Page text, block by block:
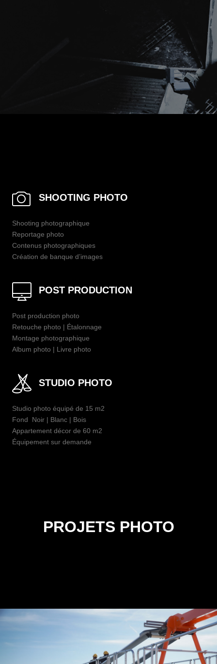
SHOOTING PHOTO
Shooting photographique
Reportage photo
Contenus photographiques
Création de banque d’images
POST PRODUCTION
Post production photo
Retouche photo | Étalonnage
Montage photographique
Album photo | Livre photo
STUDIO PHOTO
Studio photo équipé de 15 m2
Fond Noir | Blanc | Bois
Appartement décor de 60 m2
Équipement sur demande
PROJETS PHOTO